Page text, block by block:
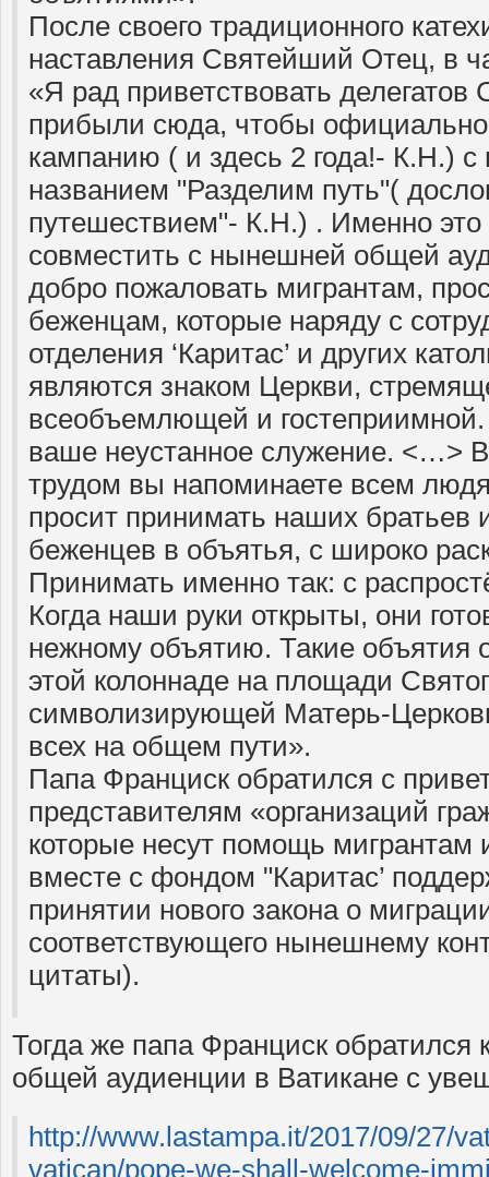
После своего традиционного
наставления Святейший Отец, в
«Я рад приветствовать делегатов
прибыли сюда, чтобы
кампанию ( и здесь 2 года!- К.Н.) c
названием "Разделим путь"(
путешествием"- К.Н.) . Именно это
совместить с нынешней общей
добро пожаловать мигрантам,
беженцам, которые наряду с
отделения ‘Каритас’ и других
являются знаком Церкви,
всеобъемлющей и
ваше неустанное служение. <…>
трудом вы напоминаете всем
просит принимать наших братьев
беженцев в объятья, с широко
Принимать именно так: с
Когда наши руки открыты, они
нежному объятию. Такие объятия
этой колоннаде на площади
символизирующей Матерь-
всех на общем пути».
Папа Франциск обратился с
представителям «организаций
которые несут помощь мигрантам
вместе с фондом "Каритас’
принятии нового закона о
соответствующего нынешнему
цитаты).
Тогда же папа Франциск обратился
общей аудиенции в Ватикане с
http://www.lastampa.it/2017/09/27/
vatican/pope-we-shall-welcome-